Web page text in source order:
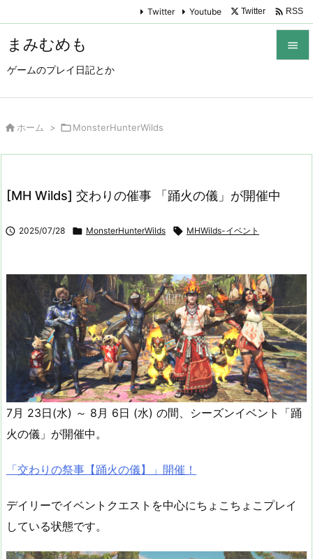
まみむめも
ゲームのプレイ日記とか

Twitter Youtube Twitter  RSS
 ホーム > MonsterHunterWilds
[MH Wilds] 交わりの催事 「踊火の儀」が開催中
 2025/07/28  MonsterHunterWilds  MHWilds-イベント
7月 23日(水) ～ 8月 6日 (水) の間、シーズンイベント「踊
火の儀」が開催中。
「交わりの祭事【踊火の儀】」開催！
デイリーでイベントクエストを中心にちょこちょこプレイ
している状態です。